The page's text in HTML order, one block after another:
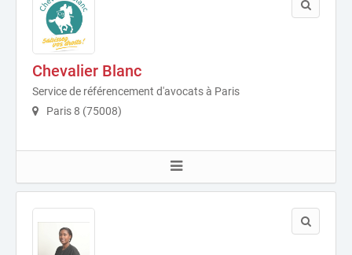
Chevalier Blanc
Service de référencement d'avocats à Paris
Paris 8 (75008)